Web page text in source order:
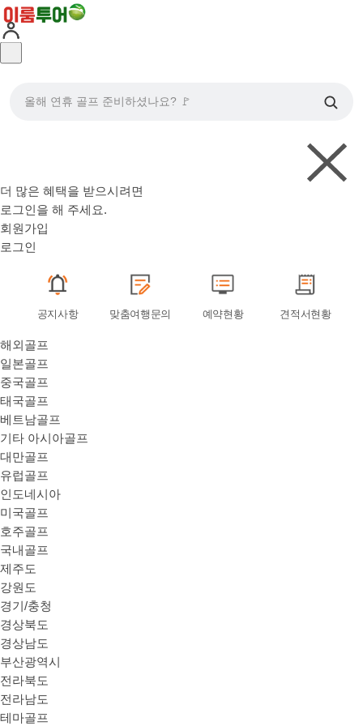
올해 연휴 골프 준비하셨나요? 🚩
더 많은 혜택을 받으시려면
로그인 을 해 주세요.
회원가입
로그인
공지사항 맞춤여행문의 예약현황 견적서현황
해외골프
일본골프
중국골프
태국골프
베트남골프
기타 아시아골프
대만골프
유럽골프
인도네시아
미국골프
호주골프
국내골프
제주도
강원도
경기/충청
경상북도
경상남도
부산광역시
전라북도
전라남도
테마골프